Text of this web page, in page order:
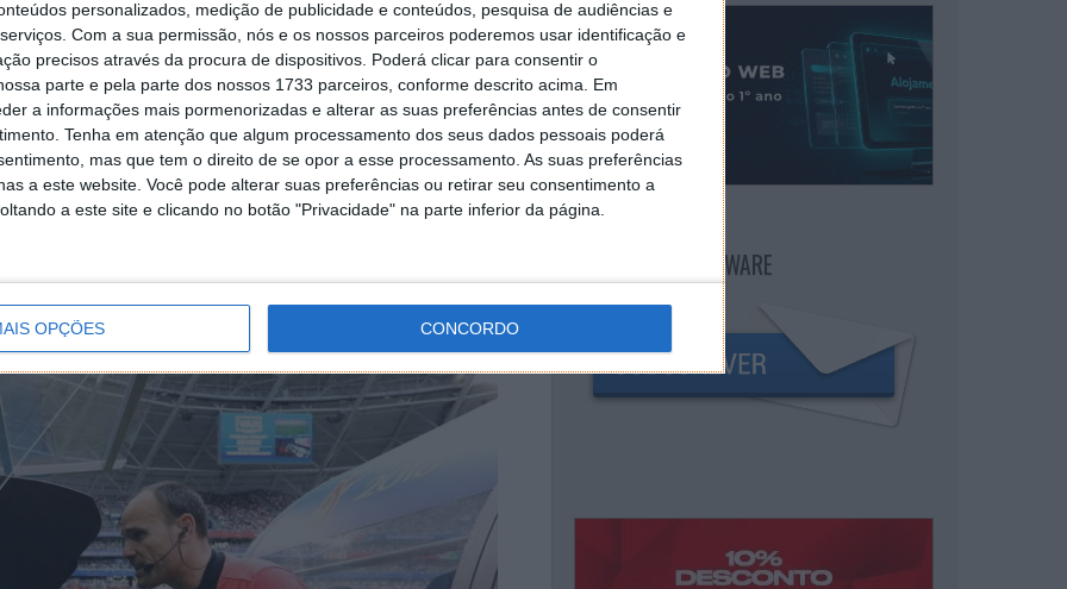
personalizados, medição de publicidade e conteúdos, pesquisa de audiências e
Com a sua permissão, nós e os nossos parceiros poderemos usar identificação e
precisos através da procura de dispositivos. Poderá clicar para consentir o
parte e pela parte dos nossos 1733 parceiros, conforme descrito acima. Em
a informações mais pormenorizadas e alterar as suas preferências antes de consentir
Tenha em atenção que algum processamento dos seus dados pessoais poderá
mas que tem o direito de se opor a esse processamento. As suas preferências
a este website. Você pode alterar suas preferências ou retirar seu consentimento a
a este site e clicando no botão "Privacidade" na parte inferior da página.
OPÇÕES CONCORDO
e várias incidências em cada jogo. Tudo isto
algo bastante diferente da maioria das
no desporto?
de árbitro) é um dos maiores exemplos dahistória
impacto da tecnologia. Este recurso tem contribuído
revertam algumas decisões. Mesmo que para
tirado o glamour do futebol, para outros é um
e da verdade desportiva.
NEWSLETTER PPLWARE